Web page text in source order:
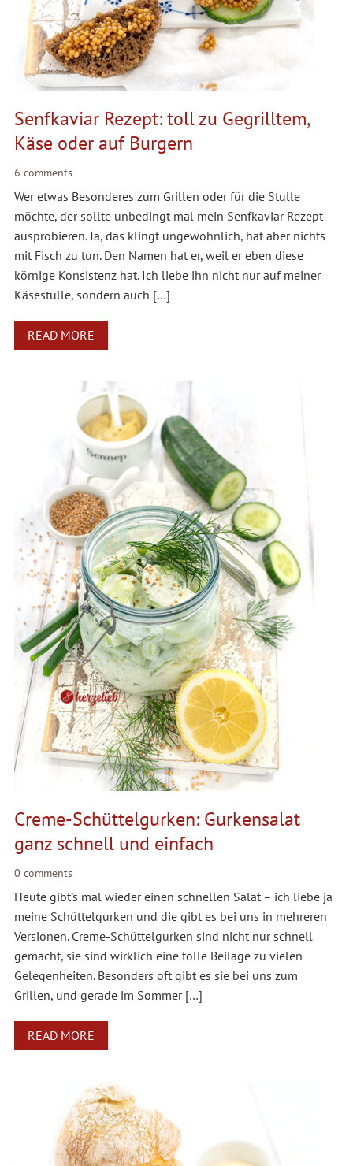
Senfkaviar Rezept: toll zu Gegrilltem,
Käse oder auf Burgern
6 comments
Wer etwas Besonderes zum Grillen oder für die Stulle
möchte, der sollte unbedingt mal mein Senfkaviar Rezept
ausprobieren. Ja, das klingt ungewöhnlich, hat aber nichts
mit Fisch zu tun. Den Namen hat er, weil er eben diese
körnige Konsistenz hat. Ich liebe ihn nicht nur auf meiner
Käsestulle, sondern auch […]
READ MORE
Creme-Schüttelgurken: Gurkensalat
ganz schnell und einfach
0 comments
Heute gibt’s mal wieder einen schnellen Salat – ich liebe ja
meine Schüttelgurken und die gibt es bei uns in mehreren
Versionen. Creme-Schüttelgurken sind nicht nur schnell
gemacht, sie sind wirklich eine tolle Beilage zu vielen
Gelegenheiten. Besonders oft gibt es sie bei uns zum
Grillen, und gerade im Sommer […]
READ MORE